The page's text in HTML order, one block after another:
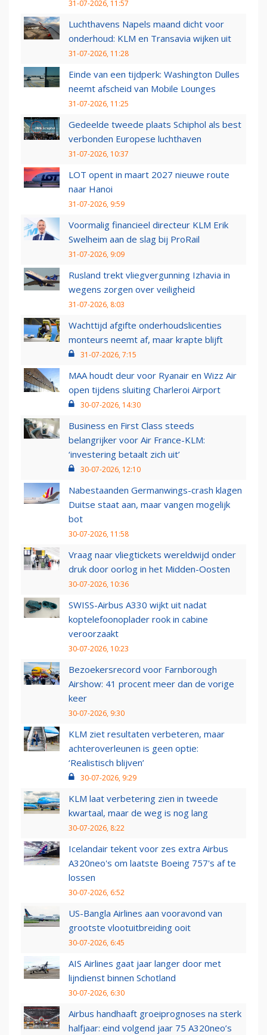
31-07-2026, 11:57
Luchthavens Napels maand dicht voor
onderhoud: KLM en Transavia wijken uit
31-07-2026, 11:28
Einde van een tijdperk: Washington Dulles
neemt afscheid van Mobile Lounges
31-07-2026, 11:25
Gedeelde tweede plaats Schiphol als best
verbonden Europese luchthaven
31-07-2026, 10:37
LOT opent in maart 2027 nieuwe route
naar Hanoi
31-07-2026, 9:59
Voormalig financieel directeur KLM Erik
Swelheim aan de slag bij ProRail
31-07-2026, 9:09
Rusland trekt vliegvergunning Izhavia in
wegens zorgen over veiligheid
31-07-2026, 8:03
Wachttijd afgifte onderhoudslicenties
monteurs neemt af, maar krapte blijft
31-07-2026, 7:15
MAA houdt deur voor Ryanair en Wizz Air
open tijdens sluiting Charleroi Airport
30-07-2026, 14:30
Business en First Class steeds
belangrijker voor Air France-KLM:
‘investering betaalt zich uit’
30-07-2026, 12:10
Nabestaanden Germanwings-crash klagen
Duitse staat aan, maar vangen mogelijk
bot
30-07-2026, 11:58
Vraag naar vliegtickets wereldwijd onder
druk door oorlog in het Midden-Oosten
30-07-2026, 10:36
SWISS-Airbus A330 wijkt uit nadat
koptelefoonoplader rook in cabine
veroorzaakt
30-07-2026, 10:23
Bezoekersrecord voor Farnborough
Airshow: 41 procent meer dan de vorige
keer
30-07-2026, 9:30
KLM ziet resultaten verbeteren, maar
achteroverleunen is geen optie:
‘Realistisch blijven’
30-07-2026, 9:29
KLM laat verbetering zien in tweede
kwartaal, maar de weg is nog lang
30-07-2026, 8:22
Icelandair tekent voor zes extra Airbus
A320neo's om laatste Boeing 757's af te
lossen
30-07-2026, 6:52
US-Bangla Airlines aan vooravond van
grootste vlootuitbreiding ooit
30-07-2026, 6:45
AIS Airlines gaat jaar langer door met
lijndienst binnen Schotland
30-07-2026, 6:30
Airbus handhaaft groeiprognoses na sterk
halfjaar: eind volgend jaar 75 A320neo’s